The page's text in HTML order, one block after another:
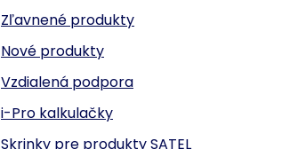
Zľavnené produkty
Nové produkty
Vzdialená podpora
i-Pro kalkulačky
Skrinky pre produkty SATEL